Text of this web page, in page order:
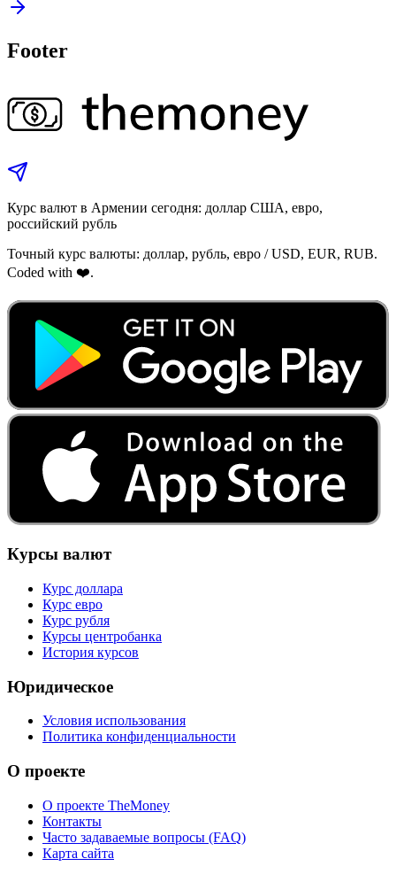
Footer
Курс валют в Армении сегодня: доллар США, евро,
российский рубль
Точный курс валюты: доллар, рубль, евро / USD, EUR, RUB.
Coded with ❤️.
Курсы валют
Курс доллара
Курс евро
Курс рубля
Курсы центробанка
История курсов
Юридическое
Условия использования
Политика конфиденциальности
О проекте
О проекте TheMoney
Контакты
Часто задаваемые вопросы (FAQ)
Карта сайта